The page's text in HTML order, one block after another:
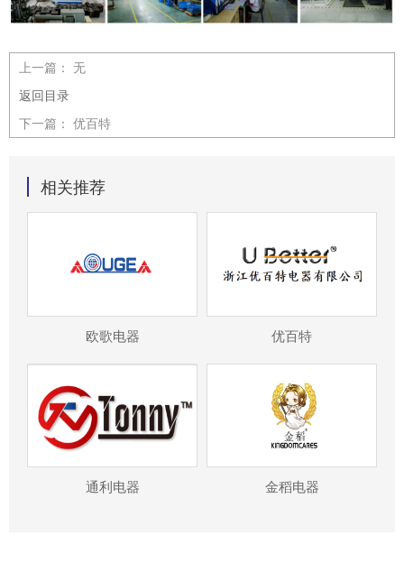
上一篇： 无
返回目录
下一篇： 优百特
相关推荐
欧歌电器 优百特
通利电器 金稻电器